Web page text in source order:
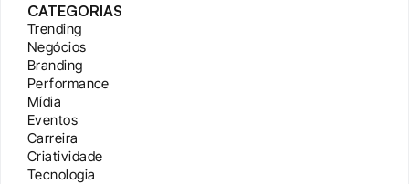
CATEGORIAS
Trending
Negócios
Branding
Performance
Mídia
Eventos
Carreira
Criatividade
Tecnologia